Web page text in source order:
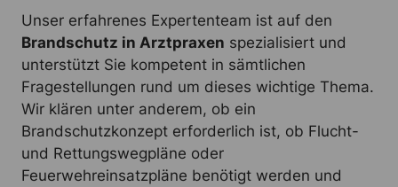
Unser erfahrenes Expertenteam ist auf den
Brandschutz in Arztpraxen spezialisiert und
unterstützt Sie kompetent in sämtlichen
Fragestellungen rund um dieses wichtige Thema.
Wir klären unter anderem, ob ein
Brandschutzkonzept erforderlich ist, ob Flucht-
und Rettungswegpläne oder
Feuerwehreinsatzpläne benötigt werden und